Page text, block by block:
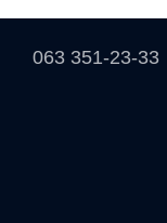
063 351-23-33